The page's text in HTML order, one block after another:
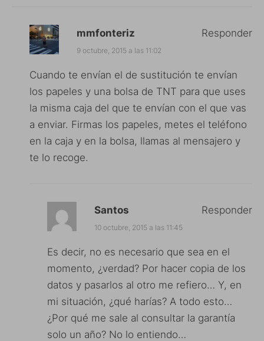
mmfonteriz
9 octubre, 2015 a las 11:02
Cuando te envían el de sustitución te envían
los papeles y una bolsa de TNT para que uses
la misma caja del que te envían con el que vas
a enviar. Firmas los papeles, metes el teléfono
en la caja y en la bolsa, llamas al mensajero y
te lo recoge.
Responder
Santos
10 octubre, 2015 a las 11:45
Es decir, no es necesario que sea en el
momento, ¿verdad? Por hacer copia de los
datos y pasarlos al otro me refiero… Y, en
mi situación, ¿qué harías? A todo esto…
¿Por qué me sale al consultar la garantía
solo un año? No lo entiendo…
Responder